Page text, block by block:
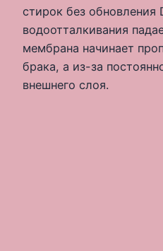
стирок без обновления
водоотталкивания
мембрана начинает
брака, а из-за
внешнего слоя.